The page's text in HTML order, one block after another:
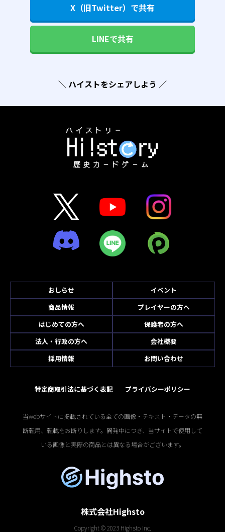
X（旧Twitter）で共有
LINEで共有
＼ ハイストをシェアしよう ／
おしらせ
イベント
商品情報
プレイヤーの方へ
はじめての方へ
保護者の方へ
法人・行政の方へ
会社概要
採用情報
お問い合わせ
特定商取引法に基づく表記 プライバシーポリシー
当webサイトに掲載されている全ての画像・テキスト・データの無
断転用、転載をお断りします。開発中につき、当サイトで使用して
いる画像と実際の商品とは異なる場合がございます。
株式会社Highsto
Copyright © 2023 Highsto Inc.